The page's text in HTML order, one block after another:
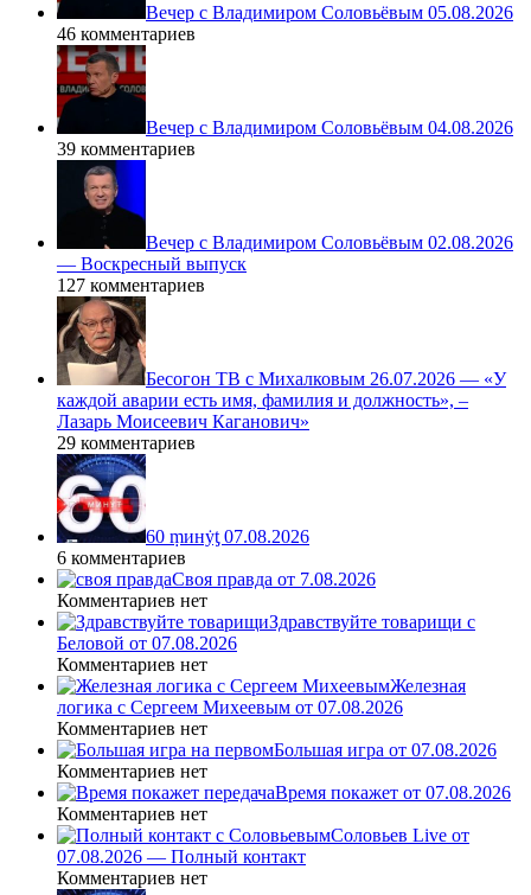
Вечер с Владимиром Соловьёвым 05.08.2026
46 комментариев
Вечер с Владимиром Соловьёвым 04.08.2026
39 комментариев
Вечер с Владимиром Соловьёвым 02.08.2026
— Воскресный выпуск
127 комментариев
Бесогон ТВ с Михалковым 26.07.2026 — «У
каждой аварии есть имя, фамилия и должность», –
Лазарь Моисеевич Каганович»
29 комментариев
60 ṃинẏƫ 07.08.2026
6 комментариев
Своя правда от 7.08.2026
Комментариев нет
Здравствуйте товарищи с
Беловой от 07.08.2026
Комментариев нет
Железная
логика с Сергеем Михеевым от 07.08.2026
Комментариев нет
Большая игра от 07.08.2026
Комментариев нет
Время покажет от 07.08.2026
Комментариев нет
Соловьев Live от
07.08.2026 — Полный контакт
Комментариев нет